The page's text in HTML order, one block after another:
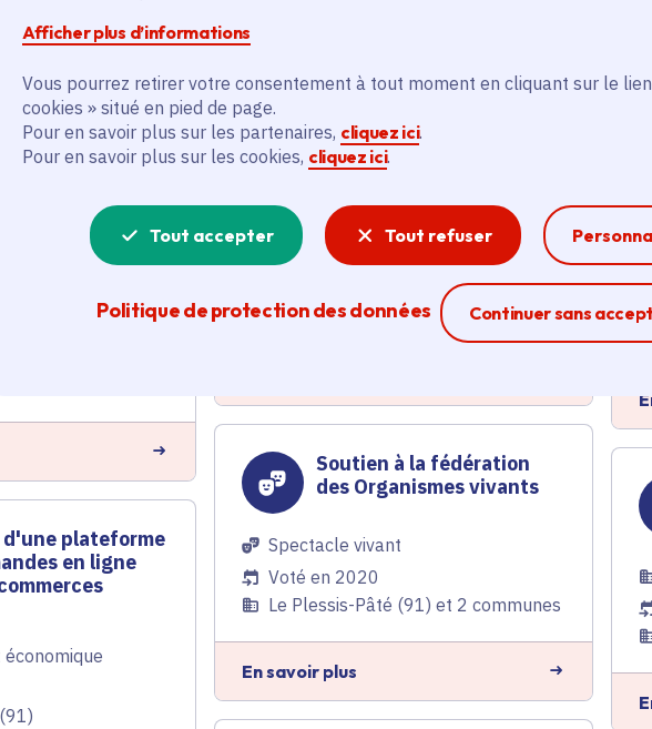
Afficher plus d’informations
Vous pourrez retirer votre consentement à tout moment en cliquant sur le
cookies » situé en pied de page.
Pour en savoir plus sur les partenaires, cliquez ici.
Pour en savoir plus sur les cookies, cliquez ici.
Tout accepter Tout refuser
Politique de protection des données Continuer sans
Ferme la
En savoir plus
culturelle et
tous les
Installation de
commune
Sécurité
Le Plessis-Pâté (91)
plateforme
en ligne
Soutien à la fédération
des Organismes vivants
Spectacle vivant
Voté en 2020
Le Plessis-Pâté (91) et 2 communes
En savoir plus